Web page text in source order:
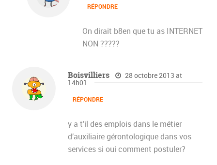
RÉPONDRE
On dirait b8en que tu as INTERNET
NON ?????
Boisvilliers 28 octobre 2013 at
14h01
RÉPONDRE
y a t’il des emplois dans le métier
d’auxiliaire gérontologique dans vos
services si oui comment postuler?